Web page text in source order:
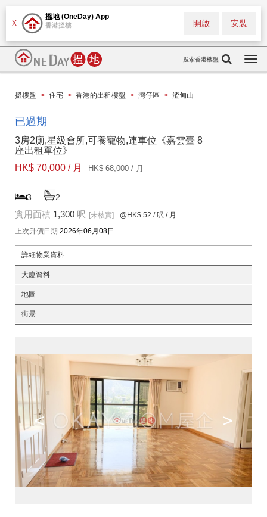
X
搵地 (OneDay) App
香港搵樓 安裝
開啟
搜索香港樓盤
搵樓盤 > 住宅 > 香港的出租樓盤 > 灣仔區 > 渣甸山
已過期
3房2廁,星級會所,可養寵物,連車位《嘉雲臺 8
座出租單位》
HK$ 70,000 / 月
HK$ 68,000 / 月
3 2
實用面積 1,300 呎 [未核實] @HK$ 52 / 呎 / 月
上次升價日期 2026年06月08日
詳細物業資料
大廈資料
地圖
街景
< >